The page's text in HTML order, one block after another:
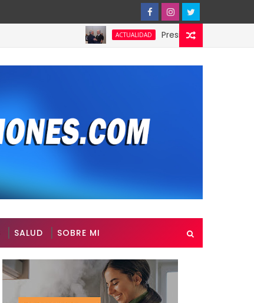
ACTUALIDAD Presidente de Honduras
SALUD SOBRE MI